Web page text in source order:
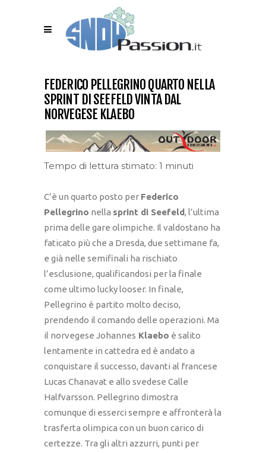
FEDERICO PELLEGRINO QUARTO NELLA
SPRINT DI SEEFELD VINTA DAL
NORVEGESE KLAEBO
Tempo di lettura stimato: 1 minuti
C’è un quarto posto per Federico
Pellegrino nella sprint di Seefeld, l’ultima
prima delle gare olimpiche. Il valdostano ha
faticato più che a Dresda, due settimane fa,
e già nelle semifinali ha rischiato
l’esclusione, qualificandosi per la finale
come ultimo lucky looser. In finale,
Pellegrino è partito molto deciso,
prendendo il comando delle operazioni. Ma
il norvegese Johannes Klaebo è salito
lentamente in cattedra ed è andato a
conquistare il successo, davanti al francese
Lucas Chanavat e allo svedese Calle
Halfvarsson. Pellegrino dimostra
comunque di esserci sempre e affronterà la
trasferta olimpica con un buon carico di
certezze. Tra gli altri azzurri, punti per